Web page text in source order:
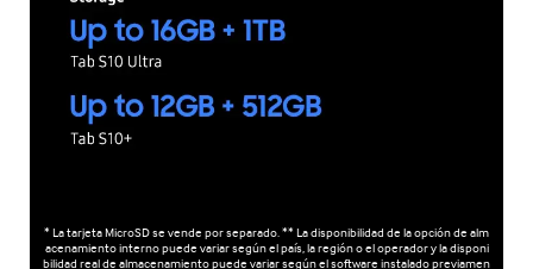
* La tarjeta MicroSD se vende por separado. ** La disponibilidad de la opción de alm
acenamiento interno puede variar según el país, la región o el operador y la disponi
bilidad real de almacenamiento puede variar según el software instalado previamen